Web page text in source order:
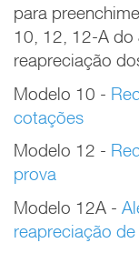
para
10, 12, 12-A do
reapreciação
Modelo 10 -
cotações
Modelo 12 -
prova
Modelo 12A -
reapreciação